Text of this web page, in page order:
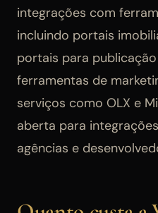
integrações com
incluindo portais
portais para
ferramentas de
serviços como OLX e
aberta para
agências e